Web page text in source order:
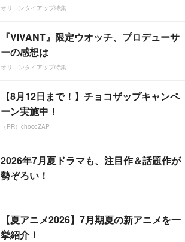
オリコンタイアップ特集
『VIVANT』限定ウオッチ、プロデューサ
ーの感想は
オリコンタイアップ特集
【8月12日まで！】チョコザップキャンペ
ーン実施中！
（PR）chocoZAP
2026年7月夏ドラマも、注目作＆話題作が
勢ぞろい！
【夏アニメ2026】7月期夏の新アニメを一
挙紹介！